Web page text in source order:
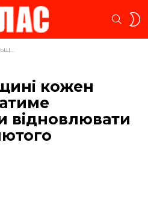
з 1 лютого
кожен
відновлювати